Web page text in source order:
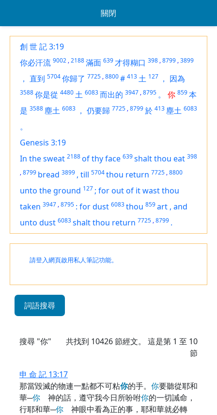
關閉
創 世 記 3:19
你必汗流 9002 ,2188滿面 639才得糊口 398 ,8799 ,3899
， 直到 5704你歸了 7725 ,8800# 413土 127 ， 因為
3588你是從 4480土 6083而出的 3947 ,8795 。 你 859本
是 3588塵土 6083 ， 仍要歸 7725 ,8799於 413塵土 6083
。
Genesis 3:19
In the sweat 2188of thy face 639shalt thou eat 398
,8799 bread 3899 , till 5704thou return 7725 ,8800
unto the ground 127 ; for out of it wast thou
taken 3947 ,8795 : for dust 6083thou 859art , and
unto dust 6083shalt thou return 7725 ,8799 .
請登入網頁啟用私人筆記功能。
詞語搜尋
搜尋 "你" 共找到 10426節經文。 這是第 1 至 10
節
申 命 記 13:17
那當毀滅的物連一點都不可粘你的手。 你要聽從耶和
華─你 神的話，遵守我今日所吩咐你的一切誡命，
行耶和華─你 神眼中看為正的事，耶和華就必轉